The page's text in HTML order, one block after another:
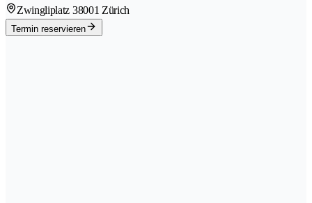
Zwingliplatz 38001 Zürich
Termin reservieren